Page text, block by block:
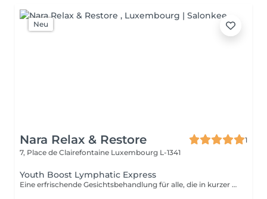
Neu
Nara Relax & Restore
1
7, Place de Clairefontaine Luxembourg L-1341
Youth Boost Lymphatic Express
Eine erfrischende Gesichtsbehandlung für alle, die in kurzer Zeit sichtbare Ergebnisse erzielen möchten. Reinigung, Peeling und gezielte Pflege sorgen für ein frisches, strahlendes und gepflegtes Hautbild. Auf Wunsch kann eine sanfte lymphatische Gesichtsdrainage integriert werden.